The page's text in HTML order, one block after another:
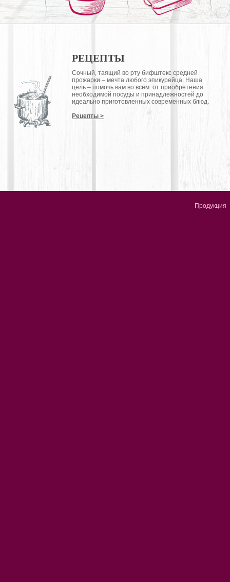
РЕЦЕПТЫ
Сочный, таящий во рту бифштекс средней
прожарки – мечта любого эпикурейца. Наша
цель – помочь вам во всем: от приобретения
необходимой посуды и принадлежностей до
идеально приготовленных современных блюд.
Рецепты >
Продукция